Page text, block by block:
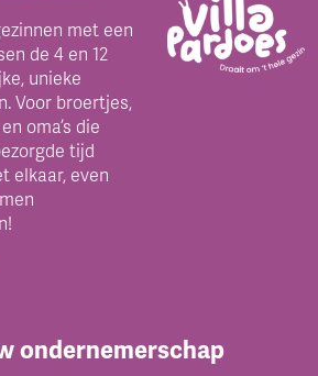
met een
de 4 en 12
unieke
Voor broertjes,
oma’s die
tijd
elkaar, even
ondernemerschap